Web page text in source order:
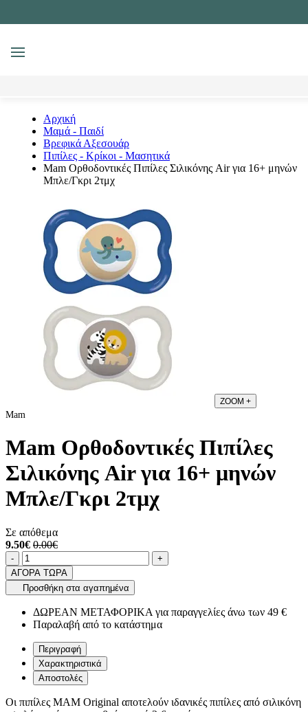
MENU
Αρχική
Μαμά - Παιδί
Βρεφικά Αξεσουάρ
Πιπίλες - Κρίκοι - Μασητικά
Mam Ορθοδοντικές Πιπίλες Σιλικόνης Air για 16+ μηνών
Μπλε/Γκρι 2τμχ
ZOOM +
Mam
Mam Ορθοδοντικές Πιπίλες
Σιλικόνης Air για 16+ μηνών
Μπλε/Γκρι 2τμχ
Σε απόθεμα
9.50€ 0.00€
Ποσότητα
-product.increase.quantity +
ΑΓΟΡΑ ΤΩΡΑ
Προσθήκη στα αγαπημένα
ΔΩΡΕΑΝ ΜΕΤΑΦΟΡΙΚΑ για παραγγελίες άνω των 49 €
Παραλαβή από το κατάστημα
Περιγραφή
Χαρακτηριστικά
Αποστολές
Οι πιπίλες MAM Original αποτελούν ιδανικές πιπίλες από σιλικόνη